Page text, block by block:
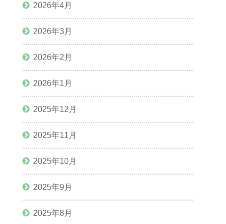
2026年4月
2026年3月
2026年2月
2026年1月
2025年12月
2025年11月
2025年10月
2025年9月
2025年8月